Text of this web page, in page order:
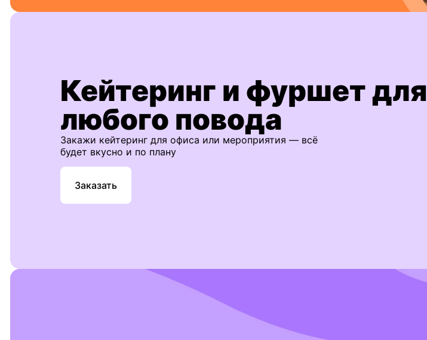
Кейтеринг и фуршет для
любого повода
Закажи кейтеринг для офиса или мероприятия — всё
будет вкусно и по плану
Заказать